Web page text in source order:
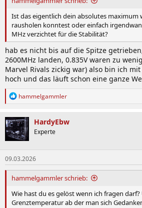
Ist das eigentlich dein absolutes maximum
rausholen konntest oder einfach
MHz verzichtet für die Stabilität?
hab es nicht bis auf die Spitze
2600MHz landen, 0.835V waren zu
Marvel Rivals zickig war) also bin ich
hoch und das läuft schon eine ganze
R
k
t
i
o
n
e
n
:
hammelgammler
HardyEbw
Experte
09.03.2026
hammelgammler schrieb:
Wie hast du es gelöst wenn ich fragen
Grenztemperatur ab der man sich